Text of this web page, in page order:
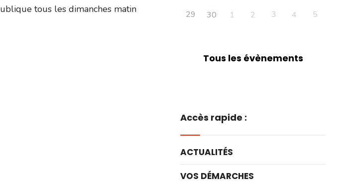
tous les dimanches matin
29
30 1 2 3 4 5
Tous les évènements
Accès rapide :
ACTUALITÉS
VOS DÉMARCHES